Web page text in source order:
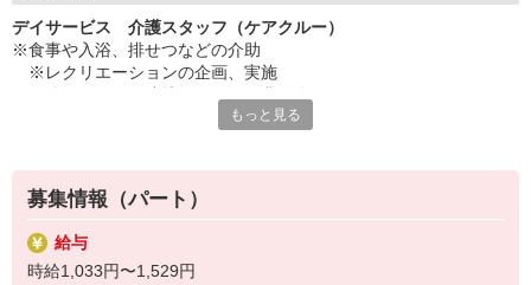
・子育て支援の福利厚生制度あり！子育てと仕事の両立を応援◎
・スタッフ何でも相談窓口やライフキャリア相談など、各相談窓
口あり
◇頑張った分、スタッフに還元！
・パートは特別手当の支給あり
デイサービス 介護スタッフ（ケアクルー）
※食事や入浴、排せつなどの介助
※レクリエーションの企画、実施
★＼サービス・職種の魅力／
「今私たちに求められていることは何だろう」「どんな工夫をした
ら喜んでいただけるだろう」他職種で連携しながら創意工夫し支援
していきます。感謝の言葉を直接いただけたり、信頼関係を築いて
いくことができます。日勤のみで働け介護度も比較的高くないた
もっと見る
募集情報（パート）
給与
時給1,033円〜1,529円